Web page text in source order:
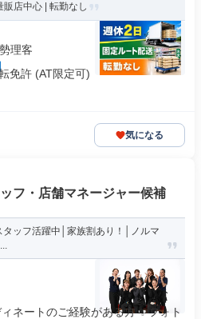
店中心 | 転勤なし
理客
免許 (AT限定可)
気になる
フ・店舗マネージャー候補
ッフ活躍中│家族割あり！│ノルマ
ネートのご経験がある方 ✨フォト